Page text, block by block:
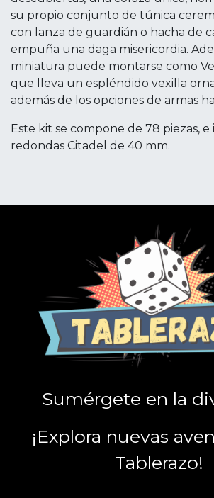
su propio conjunto de túnica
con lanza de guardián o hacha de
empuña una daga misericordia.
miniatura puede montarse como
que lleva un espléndido vexilla
además de los opciones de armas
Este kit se compone de 78 piezas,
redondas Citadel de 40 mm.
Sumérgete en la
¡Explora nuevas
Tablerazo!